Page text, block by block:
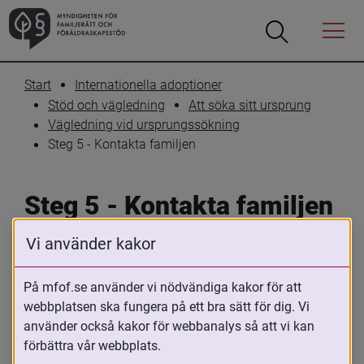
Öppna
Öppna
Menyn
Start
Internationella adoptioner
Stöd och vägledning
Att söka sitt ursprung
Vägledning vid ursprungssökning
Steg 5 - Kontakta familjen
Steg 5 - Kontakta familjen
Skriv ut
Om den biologiska familjen hittas och
kontakt sker kan det uppstå tankar,
förhoppningar och känslor i samband
Vi använder kakor
På mfof.se använder vi nödvändiga kakor för att
webbplatsen ska fungera på ett bra sätt för dig. Vi
använder också kakor för webbanalys så att vi kan
förbättra vår webbplats.